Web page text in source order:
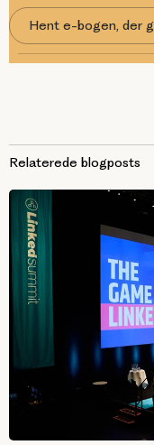
Hent e-bogen, der
Relaterede blogposts